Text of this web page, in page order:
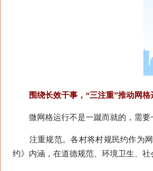
围绕长效干事，“三注重”推动网
微网格运行不是一蹴而就的，需要
注重规范。各村将村规民约作为网
约》内涵，在道德规范、环境卫生、